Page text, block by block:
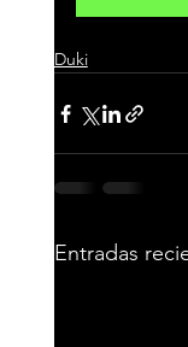
Duki
Entradas